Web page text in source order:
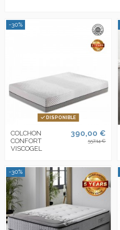
-30%
DISPONIBLE
COLCHON
CONFORT
VISCOGEL
390,00 €
557,14 €
-30%